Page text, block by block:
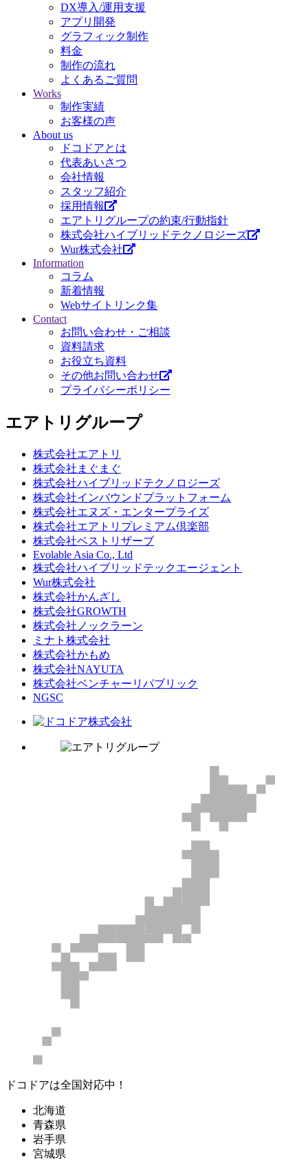
DX導入/運用支援
アプリ開発
グラフィック制作
料金
制作の流れ
よくあるご質問
Works
制作実績
お客様の声
About us
ドコドアとは
代表あいさつ
会社情報
スタッフ紹介
採用情報
エアトリグループの約束/行動指針
株式会社ハイブリッドテクノロジーズ
Wur株式会社
Information
コラム
新着情報
Webサイトリンク集
Contact
お問い合わせ・ご相談
資料請求
お役立ち資料
その他お問い合わせ
プライバシーポリシー
エアトリグループ
株式会社エアトリ
株式会社まぐまぐ
株式会社ハイブリッドテクノロジーズ
株式会社インバウンドプラットフォーム
株式会社エヌズ・エンタープライズ
株式会社エアトリプレミアム倶楽部
株式会社ベストリザーブ
Evolable Asia Co., Ltd
株式会社ハイブリッドテックエージェント
Wur株式会社
株式会社かんざし
株式会社GROWTH
株式会社ノックラーン
ミナト株式会社
株式会社かもめ
株式会社NAYUTA
株式会社ベンチャーリパブリック
NGSC
ドコドアは全国対応中！
北海道
青森県
岩手県
宮城県